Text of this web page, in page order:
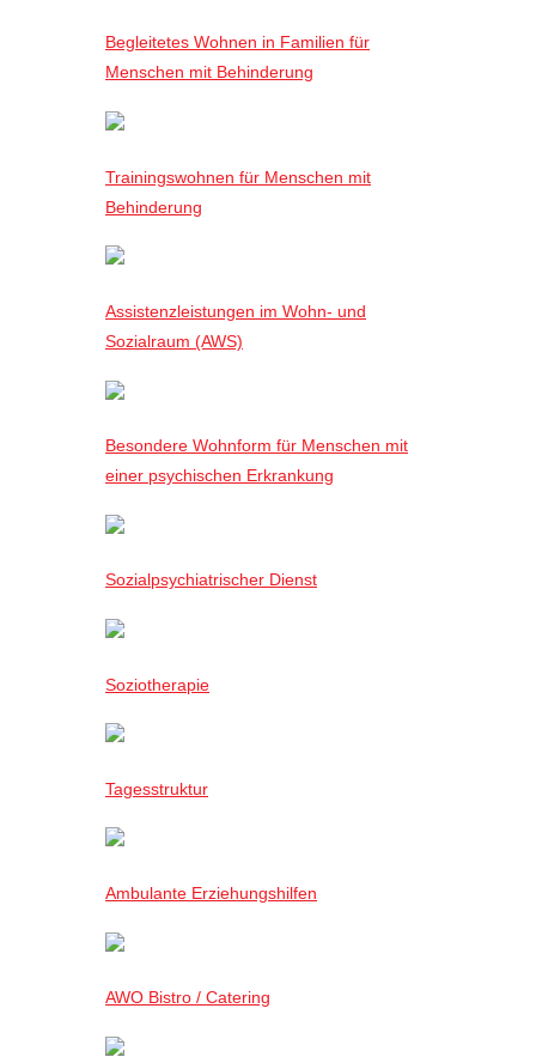
Begleitetes Wohnen in Familien für
Menschen mit Behinderung
Trainingswohnen für Menschen mit
Behinderung
Assistenzleistungen im Wohn- und
Sozialraum (AWS)
Besondere Wohnform für Menschen mit
einer psychischen Erkrankung
Sozialpsychiatrischer Dienst
Soziotherapie
Tagesstruktur
Ambulante Erziehungshilfen
AWO Bistro / Catering